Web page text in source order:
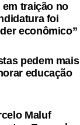
traição no
foi
econômico”
pedem mais
educação
Maluf